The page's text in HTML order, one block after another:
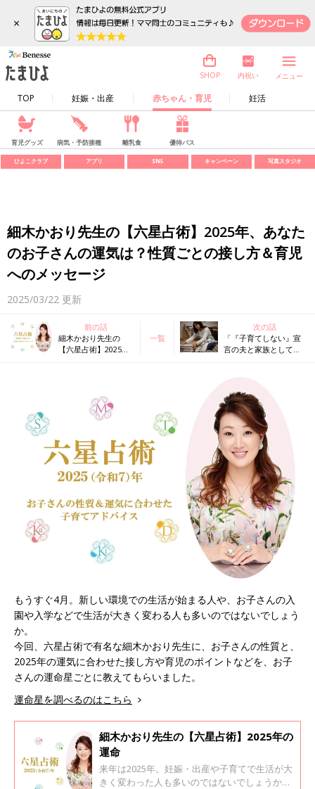
×
TOP 妊娠・出産 赤ちゃん・育児 妊活
SHOP 内祝い メニュー
育児グッズ 病気・予防接種 離乳食 優待パス
ひよこクラブ アプリ SNS キャンペーン 写真スタジオ
細木かおり先生の【六星占術】2025年、あなた
のお子さんの運気は？性質ごとの接し方＆育児
へのメッセージ
2025/03/22 更新
前の話
細木かおり先生の
【六星占術】2025年
一覧
次の話
「『子育てしない』宣
言の夫と家族としてや
もうすぐ4月。新しい環境での生活が始まる人や、お子さんの入
園や入学などで生活が大きく変わる人も多いのではないでしょう
か。
今回、六星占術で有名な細木かおり先生に、お子さんの性質と、
2025年の運気に合わせた接し方や育児のポイントなどを、お子
さんの運命星ごとに教えてもらいました。
運命星を調べるのはこちら
細木かおり先生の【六星占術】2025年の
運命
来年は2025年。妊娠・出産や子育てで生活が大
きく変わった人も多いのではないでしょうか。